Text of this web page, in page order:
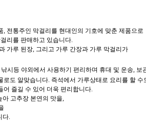
, 전통주인 막걸리를 현대인의 기호에 맞춘 제품으로
리를 판매하고 있습니다.
가루 된장, 그리고 가루 간장과 가루 막걸리가
낚시등 야외에서 사용하기 편리하며 휴대 및 운송, 보
로도 알맞습니다. 즉석에서 가루상태로 요리를 할 수
어 즐길 수 있어 더욱 편리합니다.
아 고추장 본연의 맛을,
다.